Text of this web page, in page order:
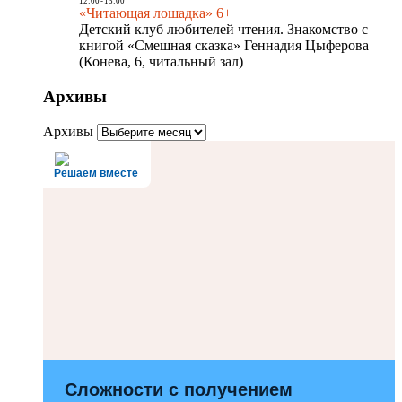
«Читающая лошадка» 6+
Детский клуб любителей чтения. Знакомство с
книгой «Смешная сказка» Геннадия Цыферова
(Конева, 6, читальный зал)
Архивы
Архивы
Решаем вместе
Сложности с получением